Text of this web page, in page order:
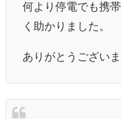
何より停電でも携
く助かりました。
ありがとうございま